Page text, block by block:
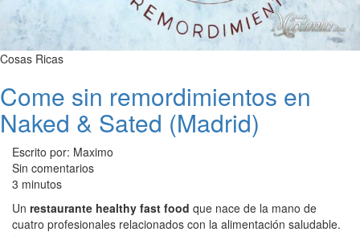
Cosas Ricas
Come sin remordimientos en
Naked & Sated (Madrid)
Escrito por: Maximo
Sin comentarios
3 minutos
Un restaurante healthy fast food que nace de la mano de
cuatro profesionales relacionados con la alimentación saludable.